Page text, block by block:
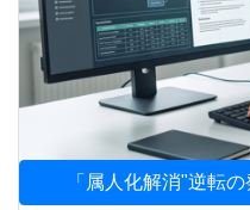
「属人化解消"逆転